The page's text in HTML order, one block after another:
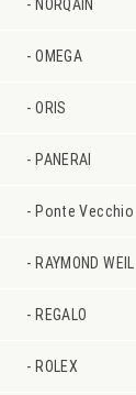
OMEGA
ORIS
PANERAI
Ponte Vecchio
RAYMOND WEIL
REGALO
ROLEX